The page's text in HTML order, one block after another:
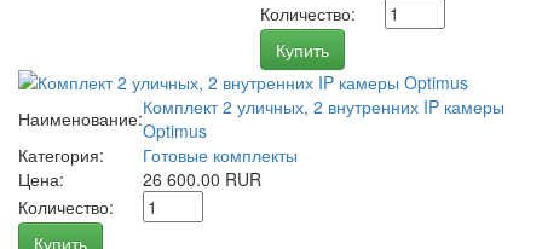
Количество:
Купить
Наименование:Комплект 2 уличных, 2 внутренних IP камеры
Optimus
Категория:
Готовые комплекты
Цена:
26 600.00 RUR
Количество:
Купить